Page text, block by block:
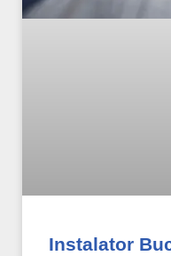
Instalator